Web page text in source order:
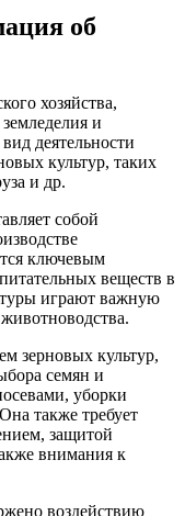
об
хозяйства,
и
деятельности
культур, таких
и др.
собой
ключевым
веществ в
играют важную
зерновых культур,
семян и
уборки
также требует
защитой
внимания к
воздействию